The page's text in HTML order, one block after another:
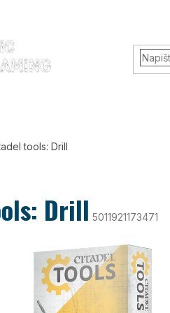
tools: Drill
Drill 5011921173471